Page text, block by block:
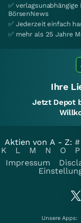
✅
BörsenNews
✅ Jederzeit einfach
✅ mehr als 25 Jahre
Ihre
Jetzt Depot
Aktien von A - Z: #
K
L M N O P
Impressum
Unsere Apps: